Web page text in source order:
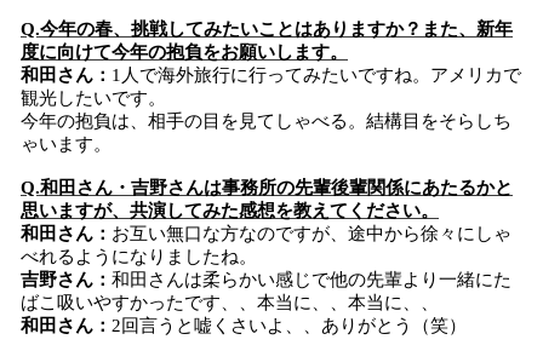
Q.今年の春、挑戦してみたいことはありますか？また、新年
度に向けて今年の抱負をお願いします。
和田さん： 1人で海外旅行に行ってみたいですね。アメリカで
観光したいです。
今年の抱負は、相手の目を見てしゃべる。結構目をそらしち
ゃいます。
Q.和田さん・吉野さんは事務所の先輩後輩関係にあたるかと
思いますが、共演してみた感想を教えてください。
和田さん： お互い無口な方なのですが、途中から徐々にしゃ
べれるようになりましたね。
吉野さん： 和田さんは柔らかい感じで他の先輩より一緒にた
ばこ吸いやすかったです、、本当に、、本当に、、
和田さん： 2回言うと嘘くさいよ、、ありがとう（笑）